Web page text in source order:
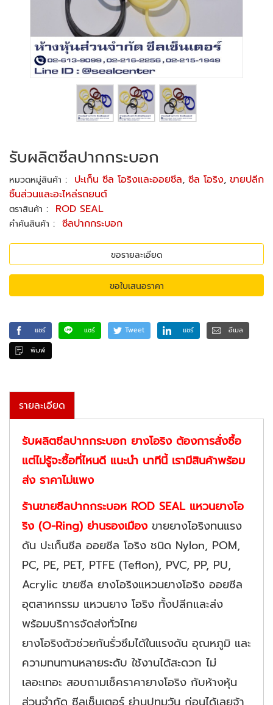
รับผลิตซีลปากกระบอก
หมวดหมู่สินค้า : ปะเก็น ซีล โอริงและออยซีล, ซีล โอริง, ขายปลีก
ชิ้นส่วนและอะไหล่รถยนต์
ตราสินค้า : ROD SEAL
คำค้นสินค้า : ซีลปากกระบอก
ขอรายละเอียด
ขอใบเสนอราคา
แชร์ แชร์ Tweet แชร์
อีเมล
พิมพ์
รายละเอียด
รับผลิตซีลปากกระบอก ยางโอริง ต้องการสั่งซื้อ
แต่ไม่รู้จะซื้อที่ไหนดี แนะนำ นาทีนี้ เรามีสินค้าพร้อม
ส่ง ราคาไม่แพง
ร้านขายซีลปากกระบอห ROD SEAL แหวนยางโอ
ริง (O-Ring) ย่านรองเมือง ขายยางโอริงทนแรง
ดัน ปะเก็นซีล ออยซีล โอริง ชนิด Nylon, POM,
PC, PE, PET, PTFE (Teflon), PVC, PP, PU,
Acrylic ขายซีล ยางโอริงแหวนยางโอริง ออยซีล
อุตสาหกรรม แหวนยาง โอริง ทั้งปลีกและส่ง
พร้อมบริการจัดส่งทั่วไทย‎
ยางโอริงตัวช่วยกันรั่วซึมได้ในแรงดัน อุณหภูมิ และ
ความทนทานหลายระดับ ใช้งานได้สะดวก ไม่
เลอะเทอะ สอบถามเช็คราคายางโอริง กับห้างหุ้น